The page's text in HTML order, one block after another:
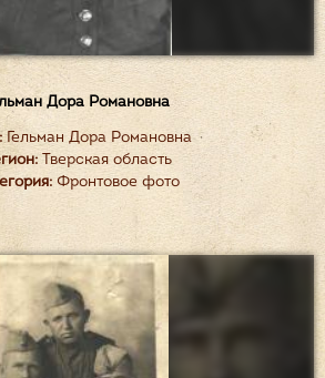
Дора Романовна
Гельман Дора Романовна
Тверская область
Фронтовое фото